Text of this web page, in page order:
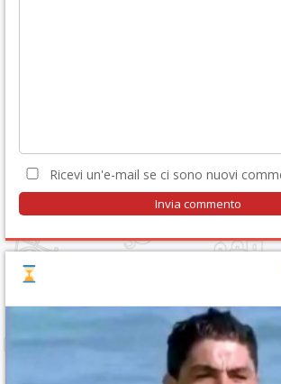
Ricevi un'e-mail se ci sono nuovi